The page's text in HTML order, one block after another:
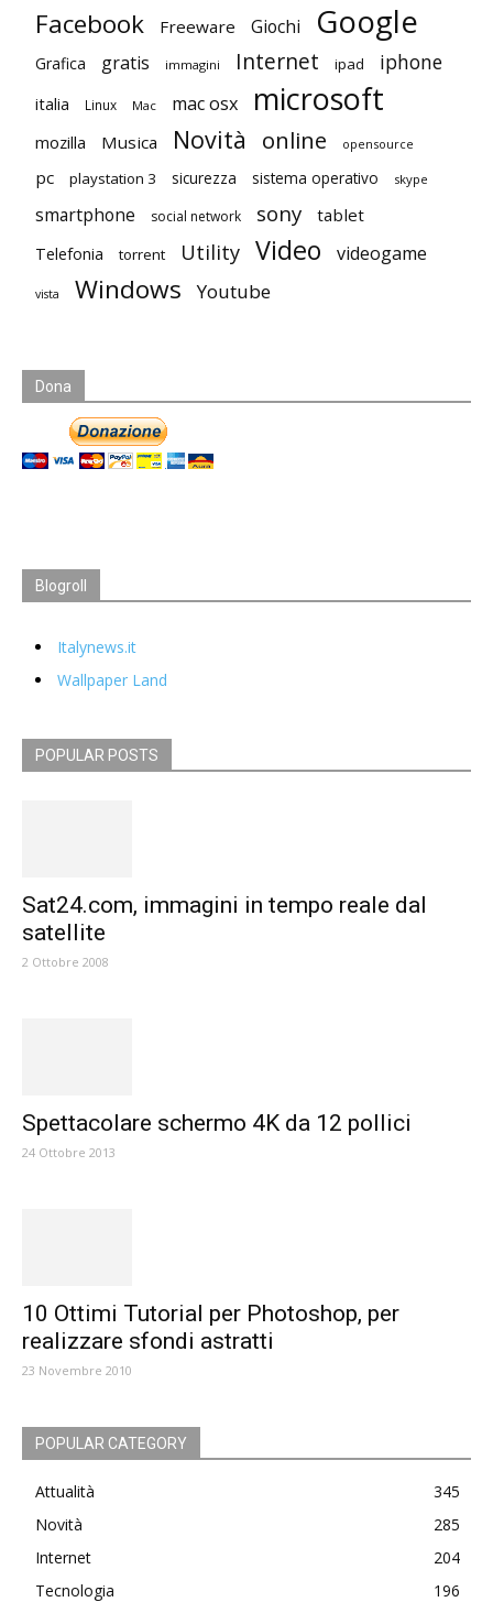
Facebook Freeware Giochi Google
Grafica gratis immagini Internet ipad iphone
italia Linux Mac mac osx microsoft
mozilla Musica Novità online opensource
pc playstation 3 sicurezza sistema operativo skype
smartphone social network sony tablet
Telefonia torrent Utility Video videogame
vista Windows Youtube
Dona
Blogroll
Italynews.it
Wallpaper Land
POPULAR POSTS
Sat24.com, immagini in tempo reale dal
satellite
2 Ottobre 2008
Spettacolare schermo 4K da 12 pollici
24 Ottobre 2013
10 Ottimi Tutorial per Photoshop, per
realizzare sfondi astratti
23 Novembre 2010
POPULAR CATEGORY
Attualità
345
Novità
285
Internet
204
Tecnologia
196